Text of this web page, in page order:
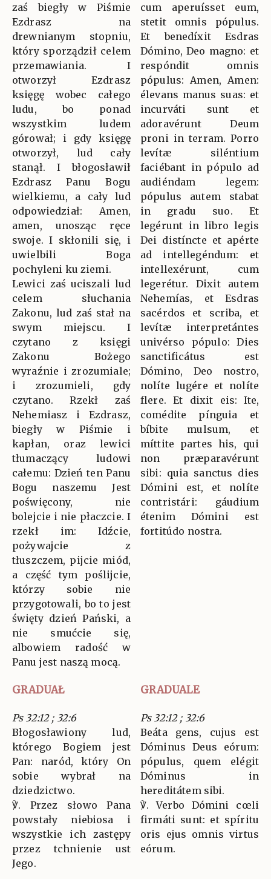
zaś biegły w Piśmie
Ezdrasz na
drewnianym stopniu,
który sporządził celem
przemawiania. I
otworzył Ezdrasz
księgę wobec całego
ludu, bo ponad
wszystkim ludem
górował; i gdy księgę
otworzył, lud cały
stanął. I błogosławił
Ezdrasz Panu Bogu
wielkiemu, a cały lud
odpowiedział: Amen,
amen, unosząc ręce
swoje. I skłonili się, i
uwielbili Boga
pochyleni ku ziemi.
Lewici zaś uciszali lud
celem słuchania
Zakonu, lud zaś stał na
swym miejscu. I
czytano z księgi
Zakonu Bożego
wyraźnie i zrozumiale;
i zrozumieli, gdy
czytano. Rzekł zaś
Nehemiasz i Ezdrasz,
biegły w Piśmie i
kapłan, oraz lewici
tłumaczący ludowi
całemu: Dzień ten Panu
Bogu naszemu Jest
poświęcony, nie
bolejcie i nie płaczcie. I
rzekł im: Idźcie,
pożywajcie z
tłuszczem, pijcie miód,
a część tym poślijcie,
którzy sobie nie
przygotowali, bo to jest
święty dzień Pański, a
nie smućcie się,
albowiem radość w
Panu jest naszą mocą.
cum aperuísset eum,
stetit omnis pópulus.
Et benedíxit Esdras
Dómino, Deo magno: et
respóndit omnis
pópulus: Amen, Amen:
élevans manus suas: et
incurváti sunt et
adoravérunt Deum
proni in terram. Porro
levítæ siléntium
faciébant in pópulo ad
audiéndam legem:
pópulus autem stabat
in gradu suo. Et
legérunt in libro legis
Dei distíncte et apérte
ad intellegéndum: et
intellexérunt, cum
legerétur. Dixit autem
Nehemías, et Esdras
sacérdos et scriba, et
levítæ interpretántes
univérso pópulo: Dies
sanctificátus est
Dómino, Deo nostro,
nolíte lugére et nolíte
flere. Et dixit eis: Ite,
comédite pínguia et
bíbite mulsum, et
míttite partes his, qui
non præparavérunt
sibi: quia sanctus dies
Dómini est, et nolíte
contristári: gáudium
étenim Dómini est
fortitúdo nostra.
GRADUAŁ GRADUALE
Ps 32:12 ; 32:6
Błogosławiony lud,
którego Bogiem jest
Pan: naród, który On
sobie wybrał na
dziedzictwo.
℣. Przez słowo Pana
powstały niebiosa i
wszystkie ich zastępy
przez tchnienie ust
Jego.
Ps 32:12 ; 32:6
Beáta gens, cujus est
Dóminus Deus eórum:
pópulus, quem elégit
Dóminus in
hereditátem sibi.
℣. Verbo Dómini cœli
firmáti sunt: et spíritu
oris ejus omnis virtus
eórum.